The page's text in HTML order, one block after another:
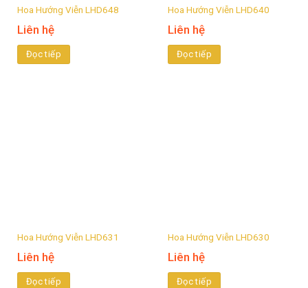
Hoa Hướng Viễn LHD648
Liên hệ
Đọc tiếp
Hoa Hướng Viễn LHD640
Liên hệ
Đọc tiếp
Hoa Hướng Viễn LHD631
Liên hệ
Đọc tiếp
Hoa Hướng Viễn LHD630
Liên hệ
Đọc tiếp